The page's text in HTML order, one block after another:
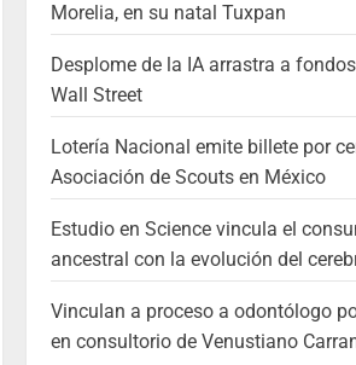
Morelia, en su natal Tuxpan
Desplome de la IA arrastra a
Wall Street
Lotería Nacional emite billete por
Asociación de Scouts en México
Estudio en Science vincula el
ancestral con la evolución del
Vinculan a proceso a odontólogo
en consultorio de Venustiano